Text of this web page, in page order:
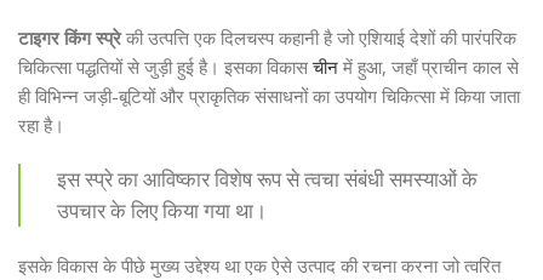
टाइगर किंग स्प्रेकी उत्पत्ति एक दिलचस्प कहानी है जो एशियाई देशों की पारंपरिक
चिकित्सा पद्धतियों से जुड़ी हुई है। इसका विकासचीन में हुआ, जहाँ प्राचीन काल से
ही विभिन्न जड़ी-बूटियों और प्राकृतिक संसाधनों का उपयोग चिकित्सा में किया जाता
रहा है।
इस स्प्रे का आविष्कार विशेष रूप से त्वचा संबंधी समस्याओं के
उपचार के लिए किया गया था।
इसके विकास के पीछे मुख्य उद्देश्य था एक ऐसे उत्पाद की रचना करना जो त्वरित